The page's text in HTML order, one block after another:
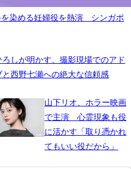
染める妊婦役を熱演 シンガポ
ろしが明かす、撮影現場でのアド
と西野七瀬への絶大な信頼感
山下リオ、ホラー映画
で主演 心霊現象も役
に活かす「取り憑かれ
てもいい役だから」